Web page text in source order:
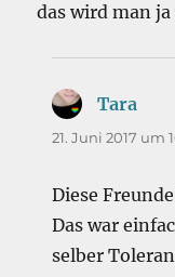
das wird man
Tara
21. Juni 2017 um
Diese
Das war
selber